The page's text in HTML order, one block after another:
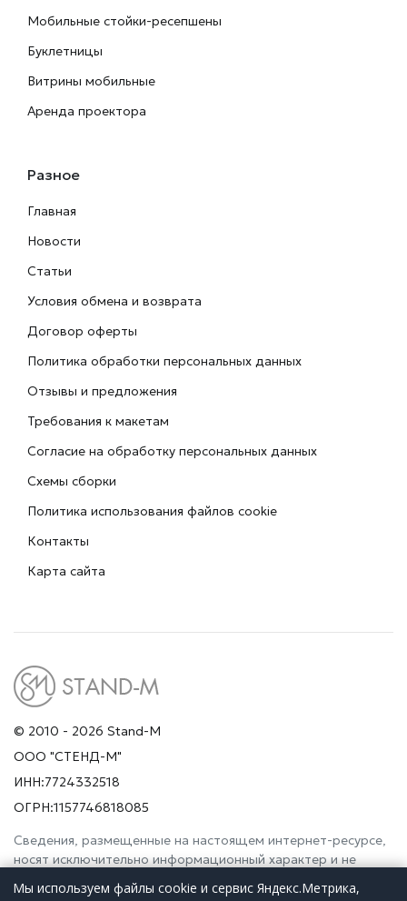
Мобильные стойки-ресепшены
Буклетницы
Витрины мобильные
Аренда проектора
Разное
Главная
Новости
Статьи
Условия обмена и возврата
Договор оферты
Политика обработки персональных данных
Отзывы и предложения
Требования к макетам
Согласие на обработку персональных данных
Схемы сборки
Политика использования файлов cookie
Контакты
Карта сайта
© 2010 - 2026 Stand-M
ООО "СТЕНД-М"
ИНН:7724332518
ОГРН:1157746818085
Сведения, размещенные на настоящем интернет-ресурсе,
носят исключительно информационный характер и не
кодекса РФ). Просьба дополнительно уточнять указанные
Мы используем файлы cookie и сервис Яндекс.Метрика,